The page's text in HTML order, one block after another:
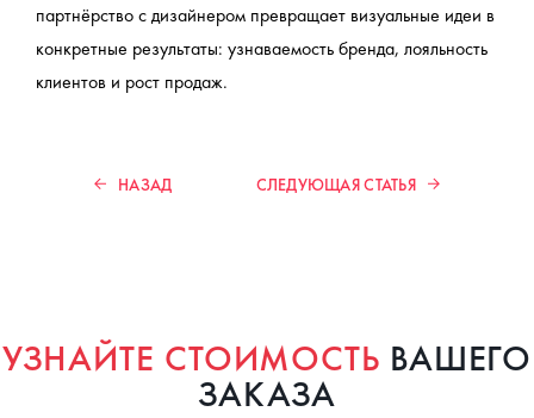
партнёрство с дизайнером превращает визуальные идеи в
конкретные результаты: узнаваемость бренда, лояльность
клиентов и рост продаж.
НАЗАД СЛЕДУЮЩАЯ СТАТЬЯ
УЗНАЙТЕ СТОИМОСТЬ ВАШЕГО
ЗАКАЗА